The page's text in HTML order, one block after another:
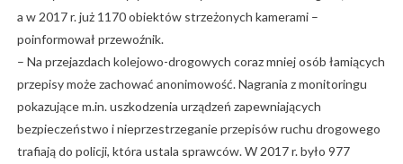
a w 2017 r. już 1170 obiektów strzeżonych kamerami –
poinformował przewoźnik.
– Na przejazdach kolejowo-drogowych coraz mniej osób łamiących
przepisy może zachować anonimowość. Nagrania z monitoringu
pokazujące m.in. uszkodzenia urządzeń zapewniających
bezpieczeństwo i nieprzestrzeganie przepisów ruchu drogowego
trafiają do policji, która ustala sprawców. W 2017 r. było 977